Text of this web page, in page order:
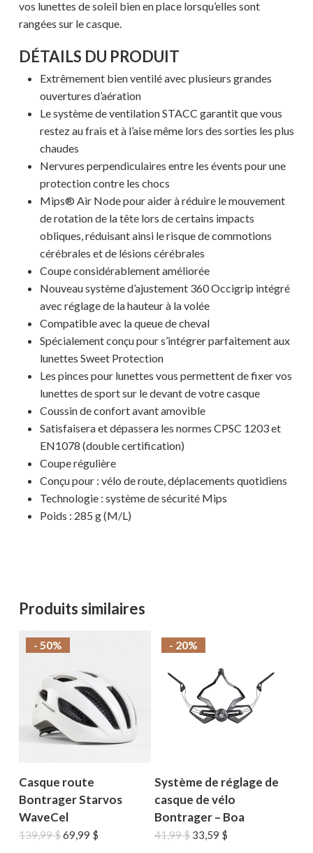
Votre panier est vide.
MAGASINER EN LIGNE
vos lunettes de soleil bien en place lorsqu’elles sont
rangées sur le casque.
DÉTAILS DU PRODUIT
Extrêmement bien ventilé avec plusieurs grandes
ouvertures d’aération
Le système de ventilation STACC garantit que vous
restez au frais et à l’aise même lors des sorties les plus
chaudes
Nervures perpendiculaires entre les évents pour une
protection contre les chocs
Mips® Air Node pour aider à réduire le mouvement
de rotation de la tête lors de certains impacts
obliques, réduisant ainsi le risque de commotions
cérébrales et de lésions cérébrales
Coupe considérablement améliorée
Nouveau système d’ajustement 360 Occigrip intégré
avec réglage de la hauteur à la volée
Compatible avec la queue de cheval
Spécialement conçu pour s’intégrer parfaitement aux
lunettes Sweet Protection
Les pinces pour lunettes vous permettent de fixer vos
lunettes de sport sur le devant de votre casque
Coussin de confort avant amovible
Satisfaisera et dépassera les normes CPSC 1203 et
EN1078 (double certification)
Coupe régulière
Conçu pour : vélo de route, déplacements quotidiens
Technologie : système de sécurité Mips
Poids : 285 g (M/L)
Produits similaires
- 50%
Casque route
Bontrager Starvos
WaveCel
139,99$Le
69,99 $Le
- 20%
Système de réglage de
casque de vélo
Bontrager – Boa
41,99$ Le
33,59 $